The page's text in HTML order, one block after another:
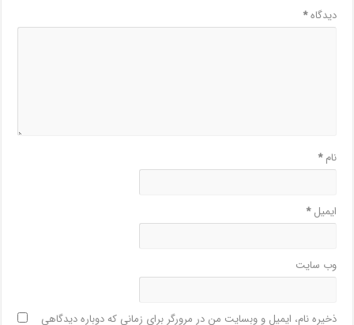
دیدگاه*
نام*
ایمیل*
وب‌ سایت
ذخیره نام، ایمیل و وبسایت من در مرورگر برای زمانی که دوباره دیدگاهی